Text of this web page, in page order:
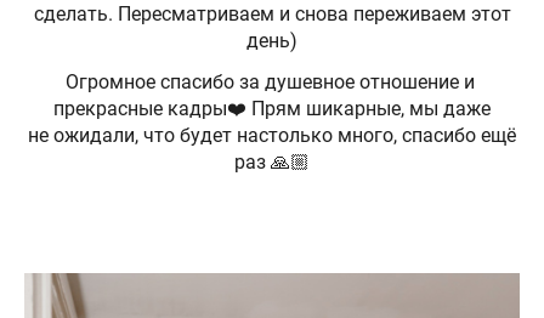
сделать. Пересматриваем и снова переживаем этот
день)
Огромное спасибо за душевное отношение и
прекрасные кадры❤️ Прям шикарные, мы даже
не ожидали, что будет настолько много, спасибо ещё
раз 🙏🏼